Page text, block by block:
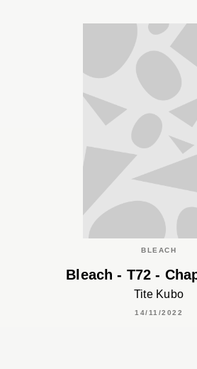
BLEACH
Bleach - T72 -
Tite Kubo
14/11/2022